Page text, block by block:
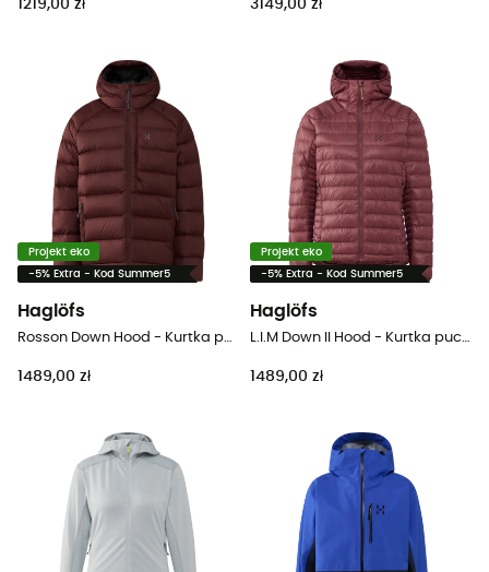
1219,00 zł 3149,00 zł
Projekt eko
-5% Extra - Kod Summer5
Haglöfs
Rosson Down Hood - Kurtka puchowa meski
1489,00 zł
Projekt eko
-5% Extra - Kod Summer5
Haglöfs
L.I.M Down II Hood - Kurtka puchowa damski
1489,00 zł